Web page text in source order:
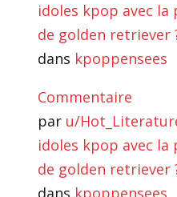
idoles kpop avec la
de golden retriever
dans kpoppensees
Commentaire
par u/
idoles kpop avec la
de golden retriever
dans kpoppensees